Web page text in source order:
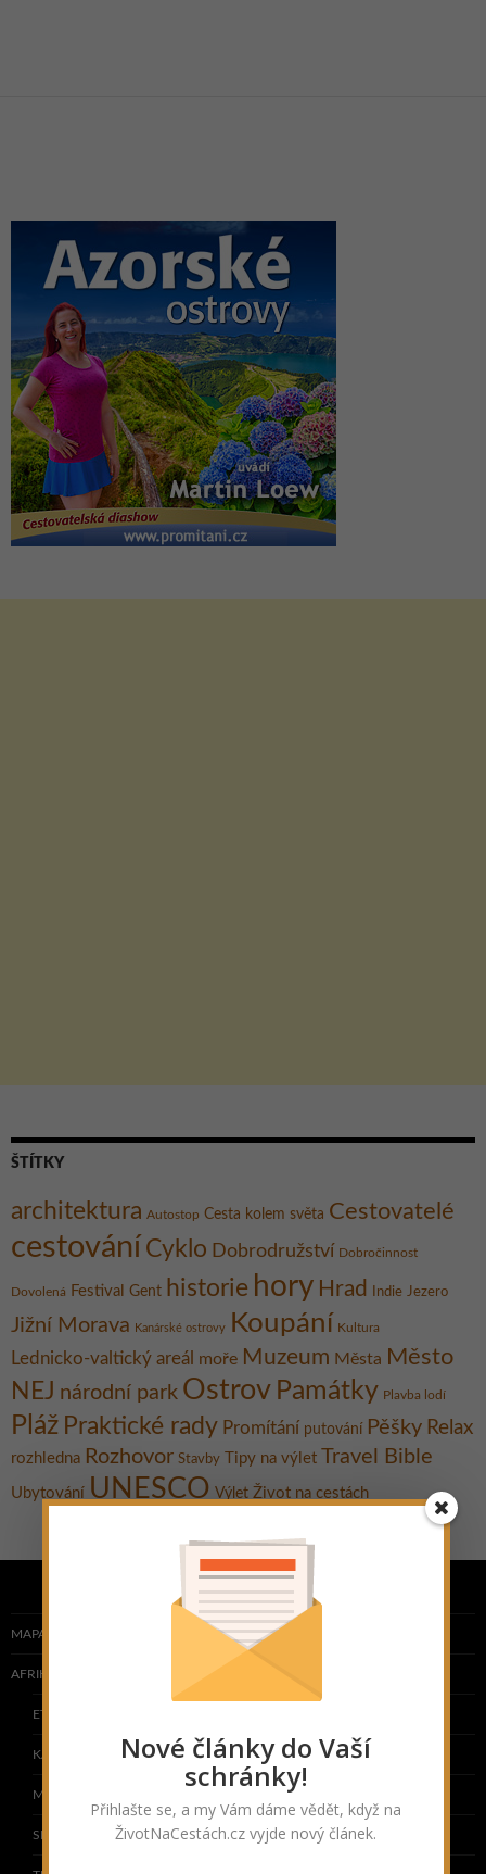
ŠTÍTKY
architektura Autostop Cesta kolem světa Cestovatelé
cestování Cyklo Dobrodružství Dobročinnost
Dovolená Festival Gent historie hory Hrad Indie Jezero
Jižní Morava Kanárské ostrovy Koupání Kultura
Lednicko-valtický areál moře Muzeum Města Město
NEJ národní park Ostrov Památky Plavba lodí
Pláž Praktické rady Promítání putování Pěšky Relax
rozhledna Rozhovor Stavby Tipy na výlet Travel Bible
Ubytování UNESCO Výlet Život na cestách
MAPA NAVŠTÍVENÝCH ZEMÍ
AFRIKA
ETIOPIE
KAPVERDY
MAROKO
SENEGAL
Nové články do Vaší
schránky!
Přihlašte se, a my Vám dáme vědět, když na
ŽivotNaCestách.cz vyjde nový článek.